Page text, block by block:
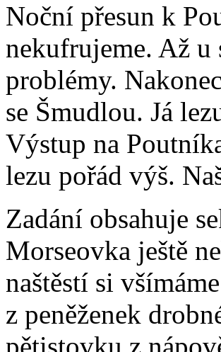
Noční přesun k
nekufrujeme. Až u
problémy.
se Šmudlou. Já
Výstup na
lezu pořád výš.
Zadání obsahuje
Morseovka ještě
naštěstí si
z peněženek